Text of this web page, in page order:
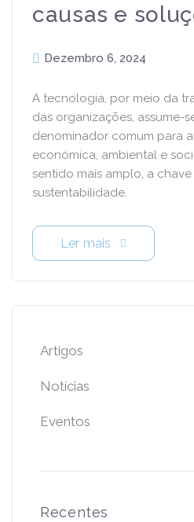
causas e
Dezembro 6, 2024
A tecnologia, por meio da
das organizações, assume-
denominador comum para
económica, ambiental e
sentido mais amplo, a
sustentabilidade.
Ler mais
Artigos
Notícias
Eventos
Recentes
Não percas as
novidades do
Conhece a nossa